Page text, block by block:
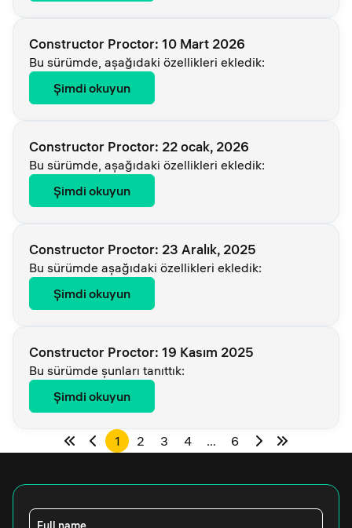
Constructor Proctor: 10 Mart 2026
Bu sürümde, aşağıdaki özellikleri ekledik:
Şimdi okuyun
Constructor Proctor: 22 ocak, 2026
Bu sürümde, aşağıdaki özellikleri ekledik:
Şimdi okuyun
Constructor Proctor: 23 Aralık, 2025
Bu sürümde aşağıdaki özellikleri ekledik:
Şimdi okuyun
Constructor Proctor: 19 Kasım 2025
Bu sürümde şunları tanıttık:
Şimdi okuyun
1 2 3 4 … 6